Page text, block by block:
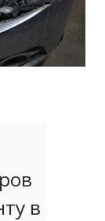
в